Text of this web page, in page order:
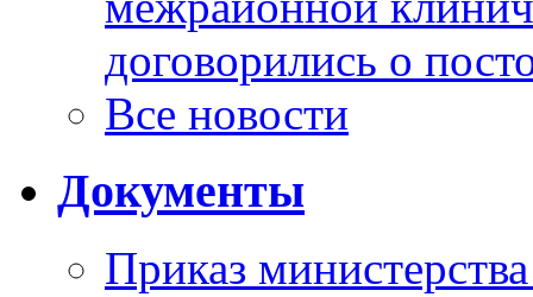
договорились о
Все новости
Документы
Приказ